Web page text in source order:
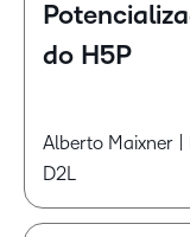
do H5P
Alberto Maixner |
D2L